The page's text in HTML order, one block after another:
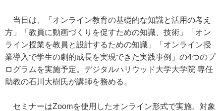
当日は、「オンライン教育の基礎的な知識と活用の考え
方」「教員に動画づくりを促すための知識、技術」「オン
ライン授業を教員と設計するための知識」「オンライン授
業導入で学生の劇的成長を実現できた実践事例」の4つのプ
ログラムを実施予定。デジタルハリウッド大学大学院 専任
助教の石川大樹氏が講師を務める。
セミナーはZoomを使用したオンライン形式で実施。対象